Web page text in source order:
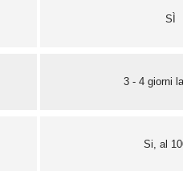
SÌ
3 - 4 giorni
Si, al